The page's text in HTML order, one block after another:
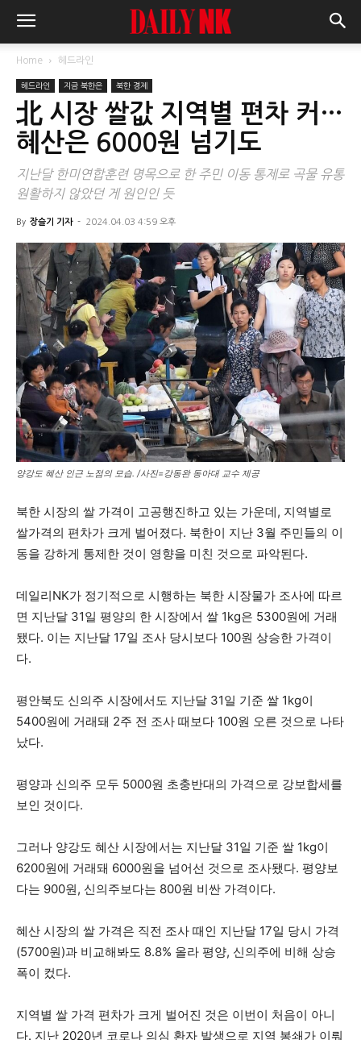
Home 헤드라인
헤드라인 지금 북한은 북한 경제
北 시장 쌀값 지역별 편차 커…
혜산은 6000원 넘기도
지난달 한미연합훈련 명목으로 한 주민 이동 통제로 곡물 유통
원활하지 않았던 게 원인인 듯
By 장슬기 기자 - 2024.04.03 4:59 오후
양강도 혜산 인근 노점의 모습. /사진=강동완 동아대 교수 제공
북한 시장의 쌀 가격이 고공행진하고 있는 가운데, 지역별로
쌀가격의 편차가 크게 벌어졌다. 북한이 지난 3월 주민들의 이
동을 강하게 통제한 것이 영향을 미친 것으로 파악된다.
데일리NK가 정기적으로 시행하는 북한 시장물가 조사에 따르
면 지난달 31일 평양의 한 시장에서 쌀 1kg은 5300원에 거래
됐다. 이는 지난달 17일 조사 당시보다 100원 상승한 가격이
다.
평안북도 신의주 시장에서도 지난달 31일 기준 쌀 1kg이
5400원에 거래돼 2주 전 조사 때보다 100원 오른 것으로 나타
났다.
평양과 신의주 모두 5000원 초충반대의 가격으로 강보합세를
보인 것이다.
그러나 양강도 혜산 시장에서는 지난달 31일 기준 쌀 1kg이
6200원에 거래돼 6000원을 넘어선 것으로 조사됐다. 평양보
다는 900원, 신의주보다는 800원 비싼 가격이다.
혜산 시장의 쌀 가격은 직전 조사 때인 지난달 17일 당시 가격
(5700원)과 비교해봐도 8.8% 올라 평양, 신의주에 비해 상승
폭이 컸다.
지역별 쌀 가격 편차가 크게 벌어진 것은 이번이 처음이 아니
다. 지난 2020년 코로나 의심 환자 발생으로 지역 봉쇄가 이뤄